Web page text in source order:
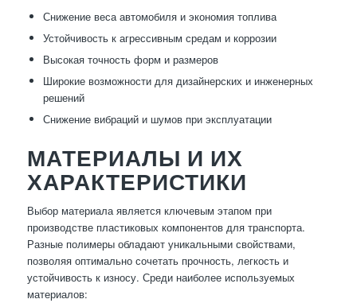
Снижение веса автомобиля и экономия топлива
Устойчивость к агрессивным средам и коррозии
Высокая точность форм и размеров
Широкие возможности для дизайнерских и инженерных
решений
Снижение вибраций и шумов при эксплуатации
МАТЕРИАЛЫ И ИХ
ХАРАКТЕРИСТИКИ
Выбор материала является ключевым этапом при
производстве пластиковых компонентов для транспорта.
Разные полимеры обладают уникальными свойствами,
позволяя оптимально сочетать прочность, легкость и
устойчивость к износу. Среди наиболее используемых
материалов: